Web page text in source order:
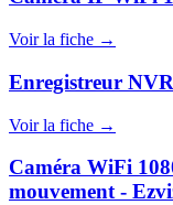
Voir la fiche →
Enregistreur
Voir la fiche →
Caméra WiFi
mouvement -